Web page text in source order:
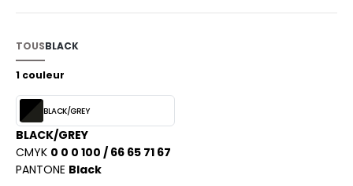
SHOPPING
VETEMENTS
- BLANKS
TOUSBLACK
1 couleur
BLACK/GREY
BLACK/GREY
CMYK 0 0 0 100 / 66 65 71 67
PANTONE Black